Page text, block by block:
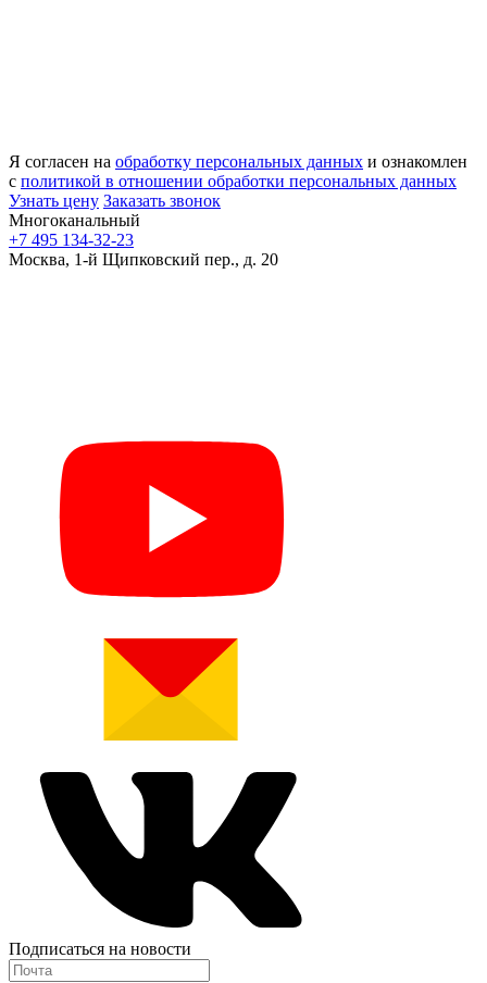
Я согласен на обработку персональных данных и ознакомлен
с политикой в отношении обработки персональных данных
Узнать цену Заказать звонок
Многоканальный
+7 495 134-32-23
Москва, 1-й Щипковский пер., д. 20
Подписаться на новости